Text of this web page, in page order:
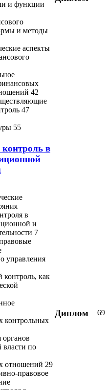
и функции
и методы
аспекты
42
47
55
в
в
и
7
управления
как
контрольных
власти по
отношений 29
правовое
Диплом 69